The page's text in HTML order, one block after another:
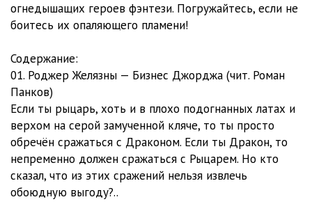
огнедышащих героев фэнтези. Погружайтесь, если не
боитесь их опаляющего пламени!
Содержание:
01. Роджер Желязны — Бизнес Джорджа (чит. Роман
Панков)
Если ты рыцарь, хоть и в плохо подогнанных латах и
верхом на серой замученной кляче, то ты просто
обречён сражаться с Драконом. Если ты Дракон, то
непременно должен сражаться с Рыцарем. Но кто
сказал, что из этих сражений нельзя извлечь
обоюдную выгоду?..